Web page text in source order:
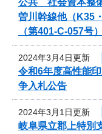
曽川幹線他（K35
（第401-C-057号
2024年3月4日更新
令和6年度高性能
争入札公告
2024年3月1日更新
岐阜県立郡上特別